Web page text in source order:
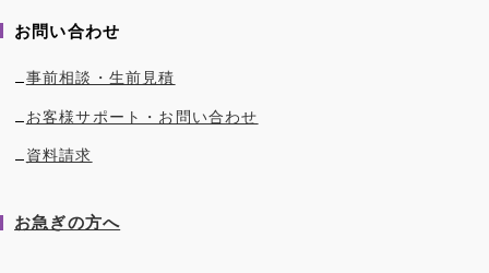
お問い合わせ
事前相談・生前見積
お客様サポート・お問い合わせ
資料請求
お急ぎの方へ